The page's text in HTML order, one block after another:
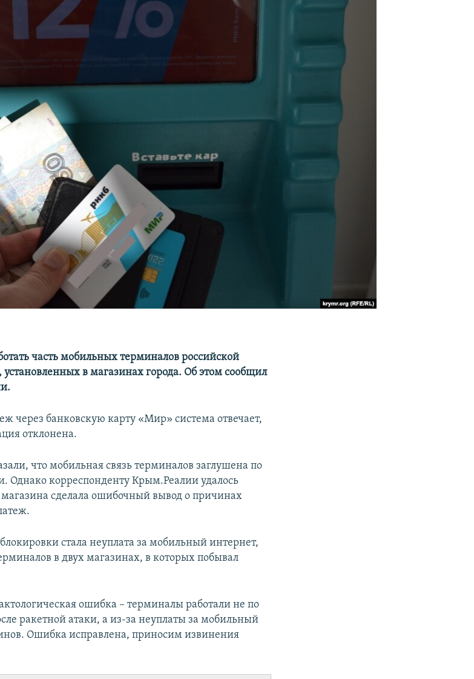
часть мобильных терминалов российской
в магазинах города. Об этом сообщил
через банковскую карту «Мир» система отвечает,
отклонена.
что мобильная связь терминалов заглушена по
Однако корреспонденту Крым.Реалии удалось
сделала ошибочный вывод о причинах
стала неуплата за мобильный интернет,
в двух магазинах, в которых побывал
ошибка – терминалы работали не по
ракетной атаки, а из-за неуплаты за мобильный
Ошибка исправлена, приносим извинения